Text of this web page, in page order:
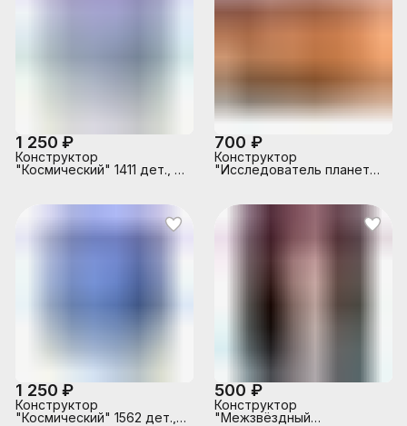
1 250 ₽
Конструктор
"Космический" 1411 дет., в
700 ₽
Конструктор
"Исследователь планет"
1 250 ₽
Конструктор
"Космический" 1562 дет.,
500 ₽
Конструктор
"Межзвёздный